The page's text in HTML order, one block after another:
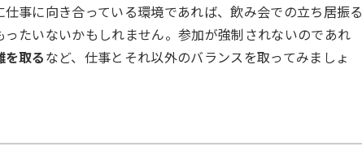
事に向き合っている環境であれば、飲み会での立ち居振る
たいないかもしれません。参加が強制されないのであれ
を取るなど、仕事とそれ以外のバランスを取ってみましょ